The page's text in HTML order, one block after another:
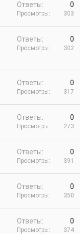
Ответы 0
Просмотры 303
Ответы 0
Просмотры 302
Ответы 0
Просмотры 317
Ответы 0
Просмотры 273
Ответы 0
Просмотры 391
Ответы 0
Просмотры 350
Ответы 0
Просмотры 374